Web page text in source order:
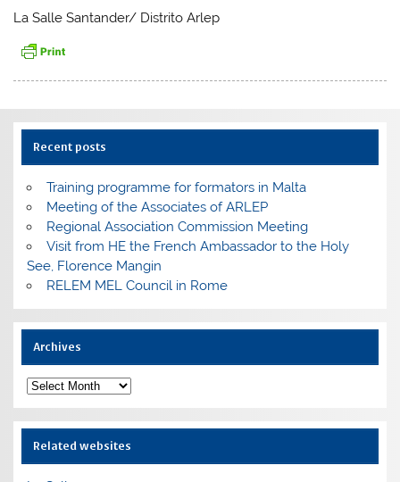
La Salle Santander/ Distrito Arlep
Recent posts
Training programme for formators in Malta
Meeting of the Associates of ARLEP
Regional Association Commission Meeting
Visit from HE the French Ambassador to the Holy
See, Florence Mangin
RELEM MEL Council in Rome
Archives
Archives
Related websites